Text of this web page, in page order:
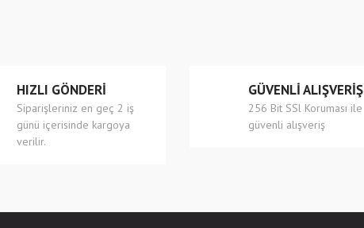
HIZLI GÖNDERİ
Siparişleriniz en geç 2 iş
günü içerisinde kargoya
verilir.
GÜVENLİ ALIŞVERİŞ
256 Bit SSl Koruması ile
güvenli alışveriş